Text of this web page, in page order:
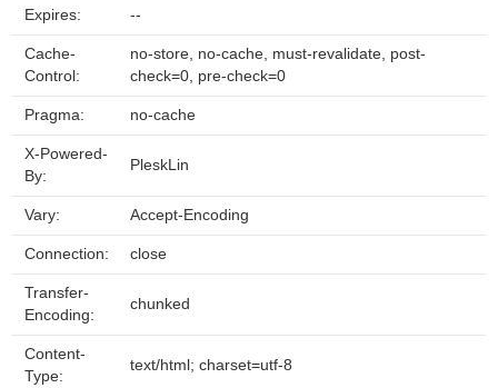
Expires: --
Cache-
Control:
no-store, no-cache, must-revalidate, post-
check=0, pre-check=0
Pragma: no-cache
X-Powered-
By:
PleskLin
Vary: Accept-Encoding
Connection: close
Transfer-
Encoding:
chunked
Content-
Type:
text/html; charset=utf-8